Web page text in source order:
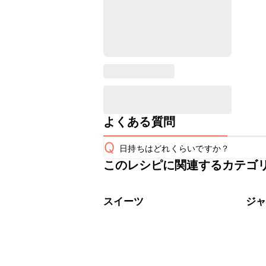
よくある質問
Q 日持ちはどれくらいですか？
保存期間は常温で2~3日が目安です
※日持ちは目安です。
このレシピに関連するカテゴ
スイーツ ジ